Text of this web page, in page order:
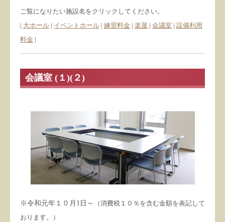
ご覧になりたい施設名をクリックしてください。
| 大ホール | イベントホール | 練習料金 | 楽屋 | 会議室 | 設備利用
料金 |
会議室 (１)(２)
※令和元年１０月1日～
（消費税１０％を含む金額を表記して
おります。）